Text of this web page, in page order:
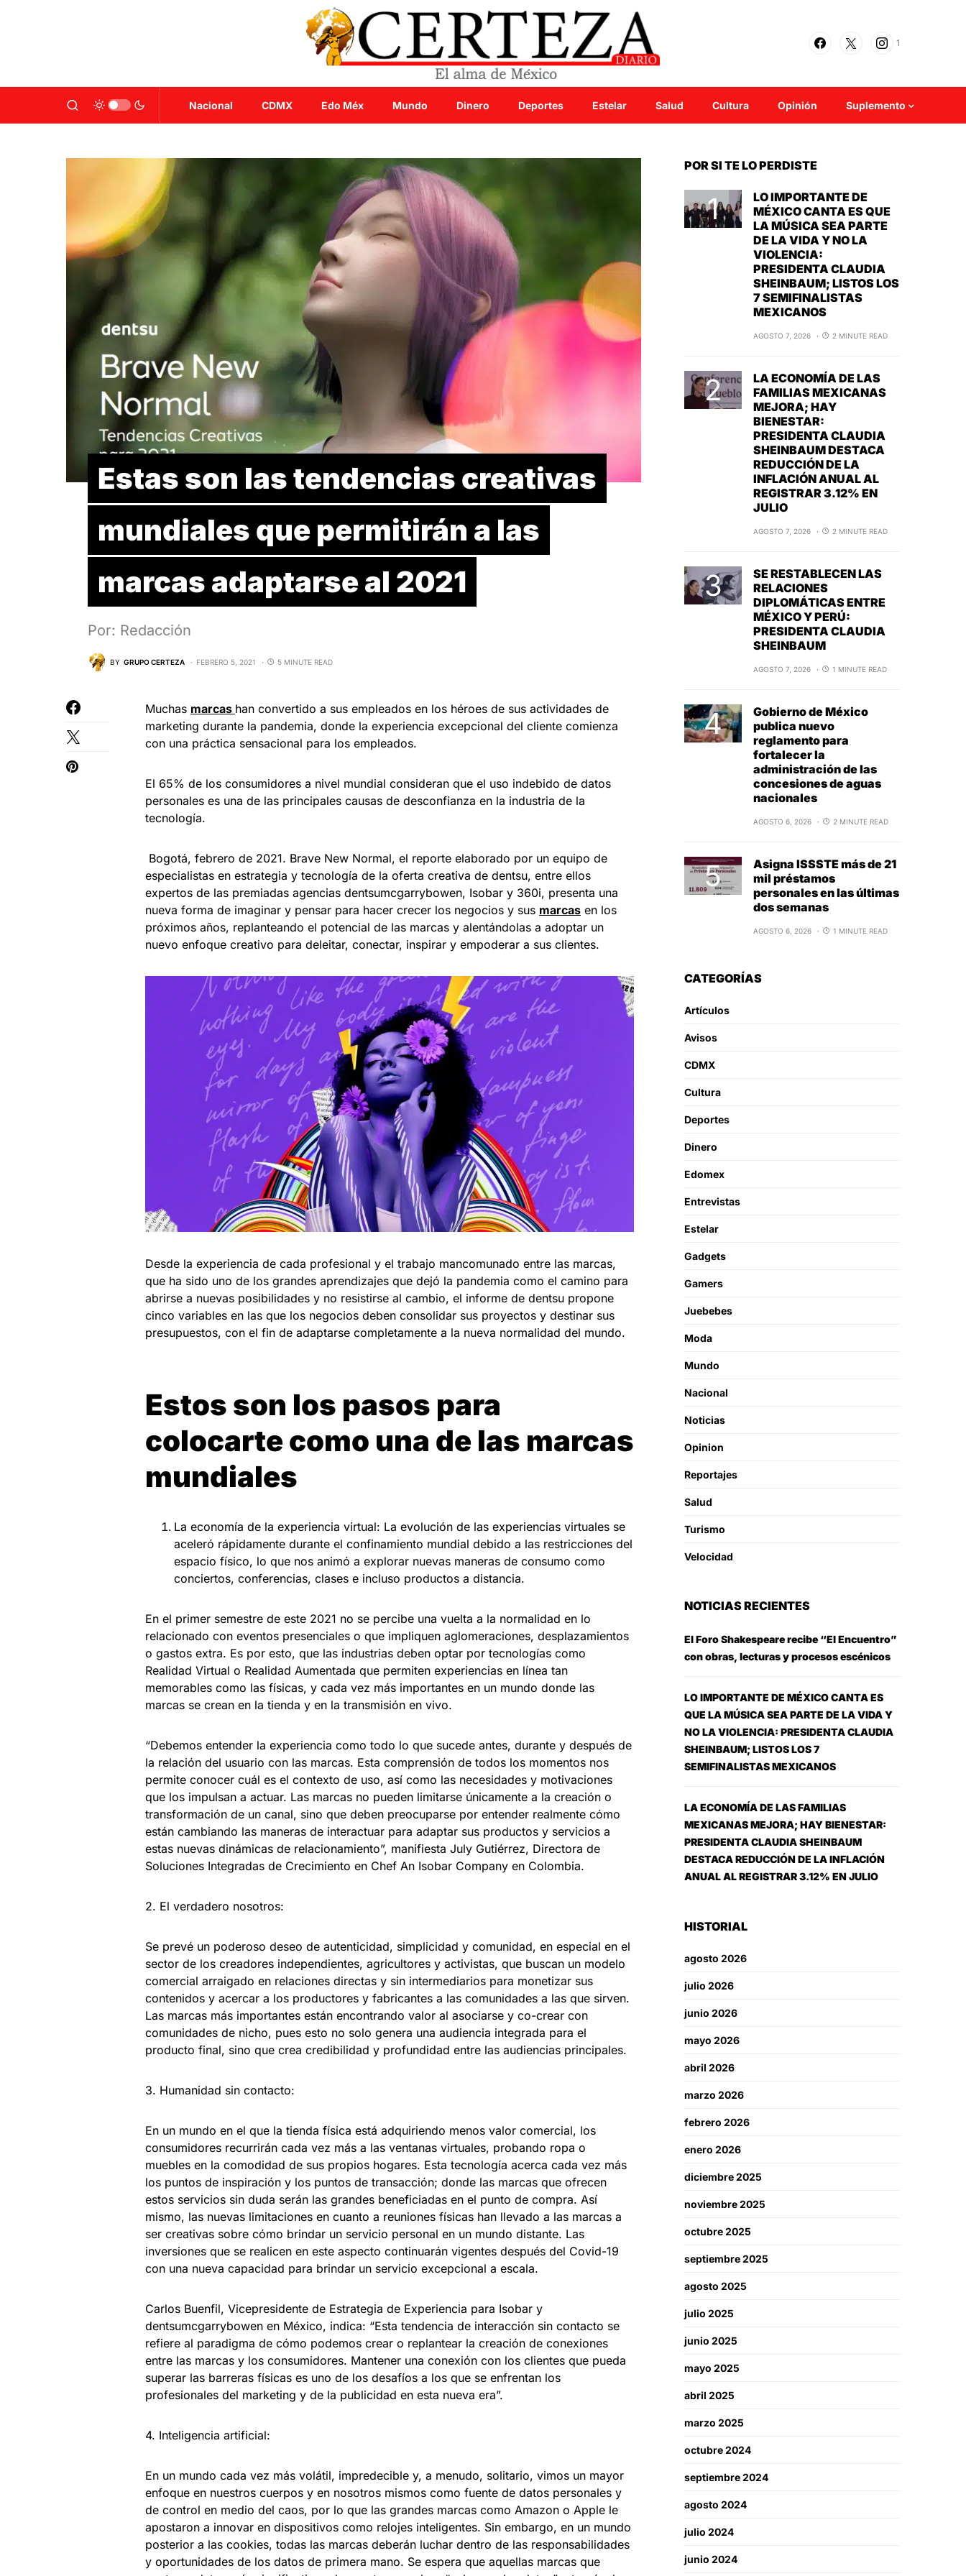
1
Nacional CDMX Edo Méx Mundo Dinero Deportes Estelar Salud Cultura Opinión Suplemento
Estas son las tendencias creativas
mundiales que permitirán a las
marcas adaptarse al 2021
Por: Redacción
BY GRUPO CERTEZA FEBRERO 5, 2021 5 MINUTE READ
Muchas marcas han convertido a sus empleados en los héroes de sus actividades de
marketing durante la pandemia, donde la experiencia excepcional del cliente comienza
con una práctica sensacional para los empleados.
El 65% de los consumidores a nivel mundial consideran que el uso indebido de datos
personales es una de las principales causas de desconfianza en la industria de la
tecnología.
Bogotá, febrero de 2021. Brave New Normal, el reporte elaborado por un equipo de
especialistas en estrategia y tecnología de la oferta creativa de dentsu, entre ellos
expertos de las premiadas agencias dentsumcgarrybowen, Isobar y 360i, presenta una
nueva forma de imaginar y pensar para hacer crecer los negocios y sus marcas en los
próximos años, replanteando el potencial de las marcas y alentándolas a adoptar un
nuevo enfoque creativo para deleitar, conectar, inspirar y empoderar a sus clientes.
Desde la experiencia de cada profesional y el trabajo mancomunado entre las marcas,
que ha sido uno de los grandes aprendizajes que dejó la pandemia como el camino para
abrirse a nuevas posibilidades y no resistirse al cambio, el informe de dentsu propone
cinco variables en las que los negocios deben consolidar sus proyectos y destinar sus
presupuestos, con el fin de adaptarse completamente a la nueva normalidad del mundo.
Estos son los pasos para
colocarte como una de las marcas
mundiales
La economía de la experiencia virtual: La evolución de las experiencias virtuales se
aceleró rápidamente durante el confinamiento mundial debido a las restricciones del
espacio físico, lo que nos animó a explorar nuevas maneras de consumo como
conciertos, conferencias, clases e incluso productos a distancia.
En el primer semestre de este 2021 no se percibe una vuelta a la normalidad en lo
relacionado con eventos presenciales o que impliquen aglomeraciones, desplazamientos
o gastos extra. Es por esto, que las industrias deben optar por tecnologías como
Realidad Virtual o Realidad Aumentada que permiten experiencias en línea tan
memorables como las físicas, y cada vez más importantes en un mundo donde las
marcas se crean en la tienda y en la transmisión en vivo.
“Debemos entender la experiencia como todo lo que sucede antes, durante y después de
la relación del usuario con las marcas. Esta comprensión de todos los momentos nos
permite conocer cuál es el contexto de uso, así como las necesidades y motivaciones
que los impulsan a actuar. Las marcas no pueden limitarse únicamente a la creación o
transformación de un canal, sino que deben preocuparse por entender realmente cómo
están cambiando las maneras de interactuar para adaptar sus productos y servicios a
estas nuevas dinámicas de relacionamiento”, manifiesta July Gutiérrez, Directora de
Soluciones Integradas de Crecimiento en Chef An Isobar Company en Colombia.
2. El verdadero nosotros:
Se prevé un poderoso deseo de autenticidad, simplicidad y comunidad, en especial en el
sector de los creadores independientes, agricultores y activistas, que buscan un modelo
comercial arraigado en relaciones directas y sin intermediarios para monetizar sus
contenidos y acercar a los productores y fabricantes a las comunidades a las que sirven.
Las marcas más importantes están encontrando valor al asociarse y co-crear con
comunidades de nicho, pues esto no solo genera una audiencia integrada para el
producto final, sino que crea credibilidad y profundidad entre las audiencias principales.
3. Humanidad sin contacto:
En un mundo en el que la tienda física está adquiriendo menos valor comercial, los
consumidores recurrirán cada vez más a las ventanas virtuales, probando ropa o
muebles en la comodidad de sus propios hogares. Esta tecnología acerca cada vez más
los puntos de inspiración y los puntos de transacción; donde las marcas que ofrecen
estos servicios sin duda serán las grandes beneficiadas en el punto de compra. Así
mismo, las nuevas limitaciones en cuanto a reuniones físicas han llevado a las marcas a
ser creativas sobre cómo brindar un servicio personal en un mundo distante. Las
inversiones que se realicen en este aspecto continuarán vigentes después del Covid-19
con una nueva capacidad para brindar un servicio excepcional a escala.
Carlos Buenfil, Vicepresidente de Estrategia de Experiencia para Isobar y
dentsumcgarrybowen en México, indica: “Esta tendencia de interacción sin contacto se
refiere al paradigma de cómo podemos crear o replantear la creación de conexiones
entre las marcas y los consumidores. Mantener una conexión con los clientes que pueda
superar las barreras físicas es uno de los desafíos a los que se enfrentan los
profesionales del marketing y de la publicidad en esta nueva era”.
4. Inteligencia artificial:
En un mundo cada vez más volátil, impredecible y, a menudo, solitario, vimos un mayor
enfoque en nuestros cuerpos y en nosotros mismos como fuente de datos personales y
de control en medio del caos, por lo que las grandes marcas como Amazon o Apple le
apostaron a innovar en dispositivos como relojes inteligentes. Sin embargo, en un mundo
posterior a las cookies, todas las marcas deberán luchar dentro de las responsabilidades
y oportunidades de los datos de primera mano. Se espera que aquellas marcas que
POR SI TE LO PERDISTE
LO IMPORTANTE DE
MÉXICO CANTA ES QUE
LA MÚSICA SEA PARTE
DE LA VIDA Y NO LA
VIOLENCIA:
PRESIDENTA CLAUDIA
SHEINBAUM; LISTOS LOS
7 SEMIFINALISTAS
MEXICANOS
AGOSTO 7, 2026 2 MINUTE READ
LA ECONOMÍA DE LAS
FAMILIAS MEXICANAS
MEJORA; HAY
BIENESTAR:
PRESIDENTA CLAUDIA
SHEINBAUM DESTACA
REDUCCIÓN DE LA
INFLACIÓN ANUAL AL
REGISTRAR 3.12% EN
JULIO
AGOSTO 7, 2026 2 MINUTE READ
SE RESTABLECEN LAS
RELACIONES
DIPLOMÁTICAS ENTRE
MÉXICO Y PERÚ:
PRESIDENTA CLAUDIA
SHEINBAUM
AGOSTO 7, 2026 1 MINUTE READ
Gobierno de México
publica nuevo
reglamento para
fortalecer la
administración de las
concesiones de aguas
nacionales
AGOSTO 6, 2026 2 MINUTE READ
Asigna ISSSTE más de 21
mil préstamos
personales en las últimas
dos semanas
AGOSTO 6, 2026 1 MINUTE READ
CATEGORÍAS
Artículos
Avisos
CDMX
Cultura
Deportes
Dinero
Edomex
Entrevistas
Estelar
Gadgets
Gamers
Juebebes
Moda
Mundo
Nacional
Noticias
Opinion
Reportajes
Salud
Turismo
Velocidad
NOTICIAS RECIENTES
El Foro Shakespeare recibe “El Encuentro”
con obras, lecturas y procesos escénicos
LO IMPORTANTE DE MÉXICO CANTA ES
QUE LA MÚSICA SEA PARTE DE LA VIDA Y
NO LA VIOLENCIA: PRESIDENTA CLAUDIA
SHEINBAUM; LISTOS LOS 7
SEMIFINALISTAS MEXICANOS
LA ECONOMÍA DE LAS FAMILIAS
MEXICANAS MEJORA; HAY BIENESTAR:
PRESIDENTA CLAUDIA SHEINBAUM
DESTACA REDUCCIÓN DE LA INFLACIÓN
ANUAL AL REGISTRAR 3.12% EN JULIO
HISTORIAL
agosto 2026
julio 2026
junio 2026
mayo 2026
abril 2026
marzo 2026
febrero 2026
enero 2026
diciembre 2025
noviembre 2025
octubre 2025
septiembre 2025
agosto 2025
julio 2025
junio 2025
mayo 2025
abril 2025
marzo 2025
octubre 2024
septiembre 2024
agosto 2024
julio 2024
junio 2024